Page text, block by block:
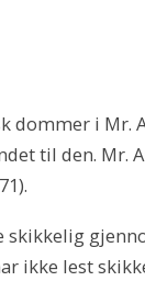
dommer i Mr.
til den. Mr.
ikke lest